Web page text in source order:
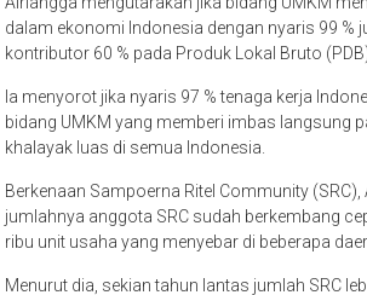
dalam ekonomi Indonesia dengan nyaris 99 %
kontributor 60 % pada Produk Lokal Bruto
Ia menyorot jika nyaris 97 % tenaga kerja
bidang UMKM yang memberi imbas langsung
khalayak luas di semua Indonesia.
Berkenaan Sampoerna Ritel Community
jumlahnya anggota SRC sudah berkembang
ribu unit usaha yang menyebar di beberapa
Menurut dia, sekian tahun lantas jumlah SRC